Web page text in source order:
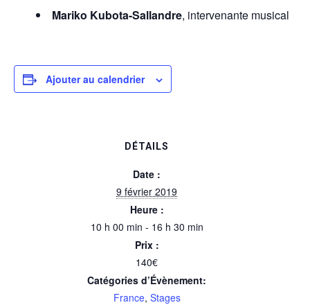
Mariko Kubota-Sallandre, intervenante musical
Ajouter au calendrier
DÉTAILS
Date :
9 février 2019
Heure :
10 h 00 min - 16 h 30 min
Prix :
140€
Catégories d’Évènement:
France, Stages